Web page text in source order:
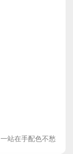
一站在手配色不愁